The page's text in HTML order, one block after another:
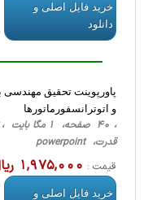
خرید فایل اصلی و
دانلود
پاورپوینت تحقیق مهندسی
و اتوترانسفورماتورها
، 40 صفحه، 1
قدرت، powerpoint
قیمت : 1,975,000 ریال
خرید فایل اصلی و